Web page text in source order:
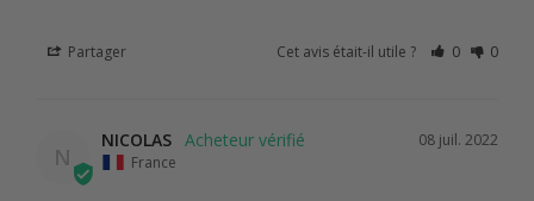
Partager Cet avis était-il utile ? 0 0
N
08 juil. 2022
NICOLAS
France